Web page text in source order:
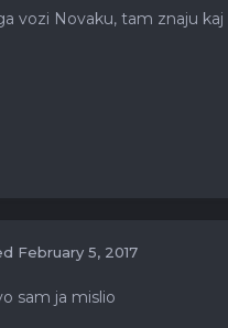
vozi Novaku, tam znaju
February 5, 2017
sam ja mislio